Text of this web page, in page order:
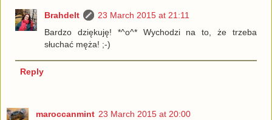
Brahdelt
23 March 2015 at 21:11
Bardzo dziękuję! *^o^* Wychodzi na to, że trzeba
słuchać męża! ;-)
Reply
maroccanmint 23 March 2015 at 20:00